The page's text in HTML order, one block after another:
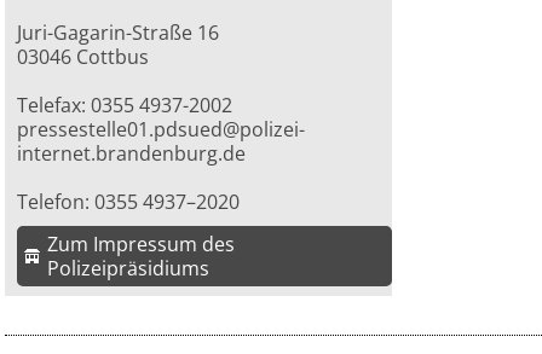
Juri-Gagarin-Straße 16
03046 Cottbus
Telefax: 0355 4937-2002
pressestelle01.pdsued@polizei-
internet.brandenburg.de
Telefon: 0355 4937–2020
Zum Impressum des
Polizeipräsidiums